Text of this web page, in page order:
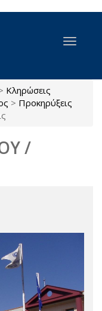
Toggle
Κληρώσεις
> Προκηρύξεις
/